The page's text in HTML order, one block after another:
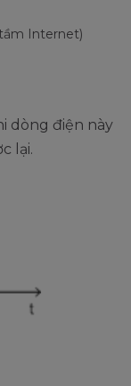
Internet)
dòng điện này
lại.